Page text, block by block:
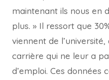
maintenant ils nous en
plus. » Il ressort que
viennent de
carrière qui ne leur a
d’emploi. Ces données